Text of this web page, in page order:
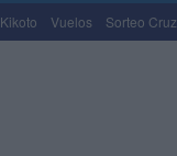
Vuelos Sorteo